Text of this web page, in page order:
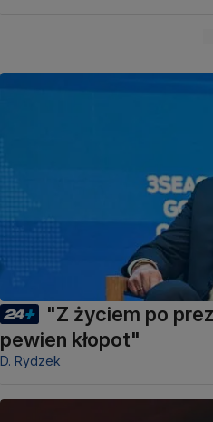
"Z życiem po
pewien kłopot"
D. Rydzek